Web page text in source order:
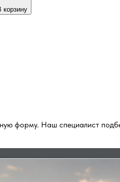
корзину
форму. Наш специалист